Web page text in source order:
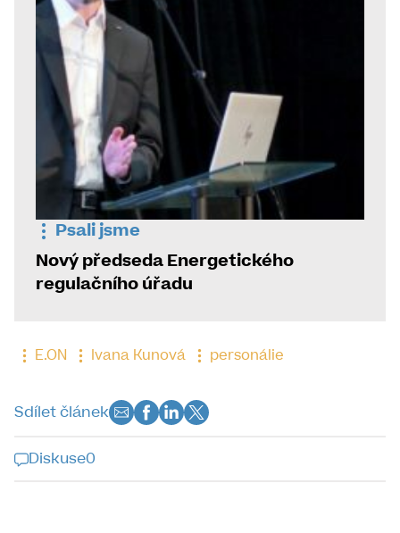
Psali jsme
Nový předseda Energetického
regulačního úřadu
E.ON Ivana Kunová personálie
Sdílet článek
Diskuse0